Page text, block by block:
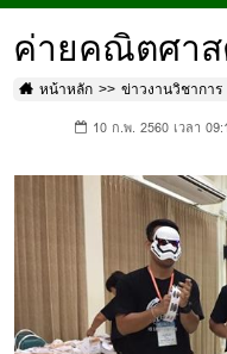
ค่ายคณิตศาส
หน้าหลัก ข่าวงานวิชาการ
10 ก.พ. 2560 เวลา